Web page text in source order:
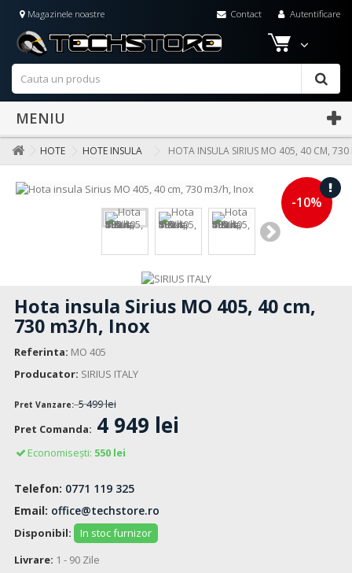
Autentificare
Contact
Magazinele noastre
MENIU
HOTE HOTE INSULA HOTA INSULA SIRIUS MO 405, 40 CM,
-10%
Hota insula Sirius MO 405, 40 cm,
730 m3/h, Inox
Referinta: MO 405
Producator: SIRIUS ITALY
Pret Vanzare: 5 499 lei
Pret Comanda: 4 949 lei
Economisești: 550 lei
Telefon: 0771 119 325
Email: office@techstore.ro
Disponibil:
In stoc furnizor
Livrare: 1 - 90 Zile